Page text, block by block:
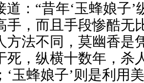
：“昔年‘玉蜂娘子’
手，而且手段惨酷无
方法不同，莫幽香是
死，纵横十数年，杀
‘玉蜂娘子’则是利用